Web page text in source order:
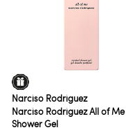
Narciso Rodriguez
Narciso Rodriguez All of Me
Shower Gel